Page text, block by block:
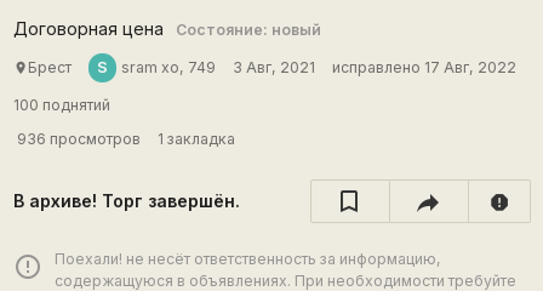
Договорная цена Состояние: новый
place Брест S sram xo, 749 3 Авг, 2021 исправлено 17 Авг, 2022
100 поднятий
936 просмотров
1 закладка
В архиве! Торг завершён. report
error_outline
Поехали! не несёт ответственность за информацию,
содержащуюся в объявлениях. При необходимости требуйте